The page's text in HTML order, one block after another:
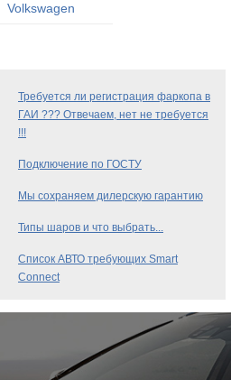
Volkswagen
Требуется ли регистрация фаркопа в
ГАИ ??? Отвечаем, нет не требуется
!!!
Подключение по ГОСТУ
Мы сохраняем дилерскую гарантию
Типы шаров и что выбрать...
Список АВТО требующих Smart
Connect